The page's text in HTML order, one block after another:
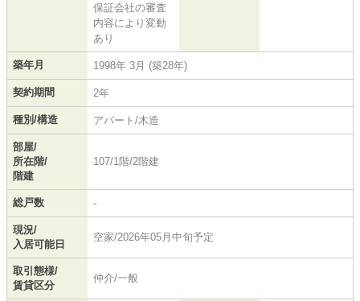
保証会社の審査
内容により変動
あり
築年月 1998年 3月 (築28年)
契約期間 2年
種別/構造 アパート/木造
部屋/
所在階/
階建
107/1階/2階建
総戸数 -
現況/
入居可能日
空家/2026年05月中旬予定
取引態様/
賃貸区分
仲介/一般